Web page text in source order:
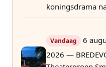
koningsdrama
Vandaag
6
2026 —